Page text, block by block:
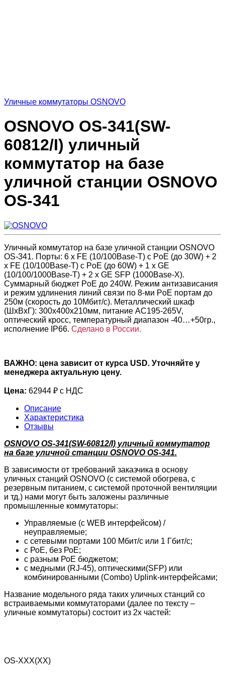
Уличные коммутаторы OSNOVO
OSNOVO OS-341(SW-
60812/I) уличный
коммутатор на базе
уличной станции OSNOVO
OS-341
Уличный коммутатор на базе уличной станции OSNOVO
OS-341. Порты: 6 x FE (10/100Base-T) с PoE (до 30W) + 2
x FE (10/100Base-T) с PoE (до 60W) + 1 x GE
(10/100/1000Base-T) + 2 x GE SFP (1000Base-X).
Суммарный бюджет PoE до 240W. Режим антизависания
и режим удлинения линий связи по 8-ми PoE портам до
250м (скорость до 10Мбит/с). Металлический шкаф
(ШxВxГ): 300х400х210мм, питание AC195-265V,
оптический кросс, температурный диапазон -40…+50гр.,
исполнение IP66. Сделано в России.
ВАЖНО: цена зависит от курса USD. Уточняйте у
менеджера актуальную цену.
Цена: 62944 ₽ с НДС
Описание
Характеристика
Отзывы
OSNOVO OS-341(SW-60812/I) уличный коммутатор
на базе уличной станции OSNOVO OS-341.
В зависимости от требований заказчика в основу
уличных станций OSNOVO (с системой обогрева, с
резервным питанием, с системой проточной вентиляции
и тд.) нами могут быть заложены различные
промышленные коммутаторы:
Управляемые (с WEB интерфейсом) /
неуправляемые;
с сетевыми портами 100 Мбит/с или 1 Гбит/с;
с РоЕ, без РоЕ;
с разным РоЕ бюджетом;
с медными (RJ-45), оптическими(SFP) или
комбинированными (Combo) Uplink-интерфейсами;
Название модельного ряда таких уличных станций со
встраиваемыми коммутаторами (далее по тексту –
уличные коммутаторы) состоит из 2х частей:
OS-XXX(XX)